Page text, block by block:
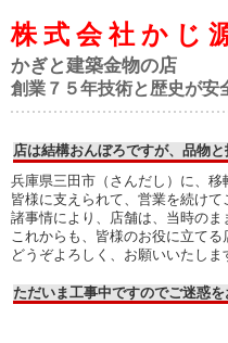
株 式 会 社 か じ
かぎと建築金物の店
創業７５年技術と歴史が安
店は結構おんぼろですが、品物
兵庫県三田市（さんだし）に、移
皆様に支えられて、営業を続けて
諸事情により、店舗は、当時の
これからも、皆様のお役に立て
どうぞよろしく、お願いいたしま
ただいま工事中ですのでご迷惑